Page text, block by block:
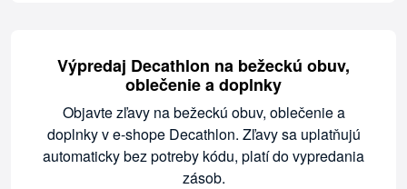
Výpredaj Decathlon na bežeckú obuv,
oblečenie a doplnky
Objavte zľavy na bežeckú obuv, oblečenie a
doplnky v e-shope Decathlon. Zľavy sa uplatňujú
automaticky bez potreby kódu, platí do vypredania
zásob.